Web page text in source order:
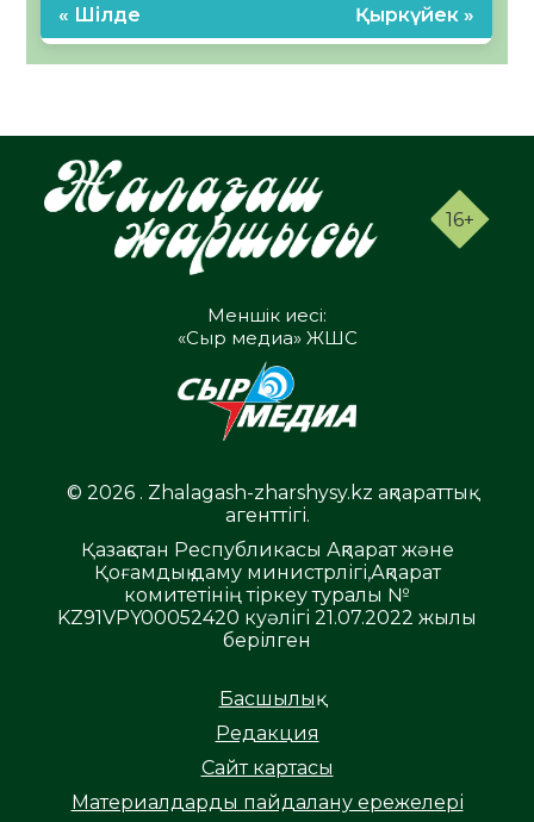
« Шілде Қыркүйек »
16+
Меншік иесі:
«Сыр медиа» ЖШС
© 2026 . Zhalagash-zharshysy.kz ақпараттық
агенттігі.
Қазақстан Республикасы Ақпарат және
Қоғамдық даму министрлігі,Ақпарат
комитетінің тіркеу туралы №
KZ91VPY00052420 куәлігі 21.07.2022 жылы
берілген
Басшылық
Редакция
Сайт картасы
Материалдарды пайдалану ережелері